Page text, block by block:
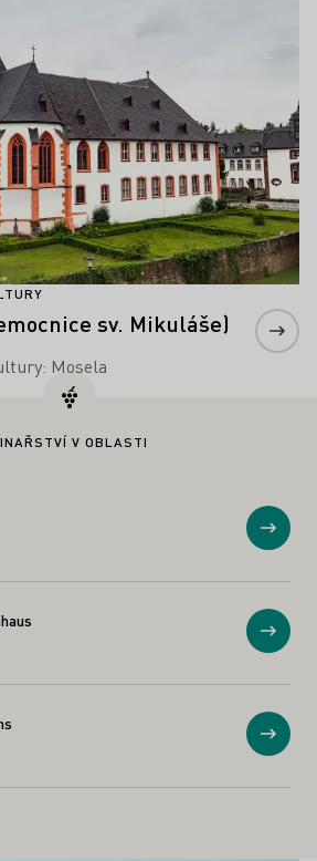
sv. Mikuláše)
Mosela
V OBLASTI